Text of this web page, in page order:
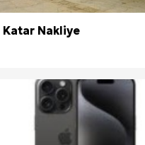
Katar Nakliye